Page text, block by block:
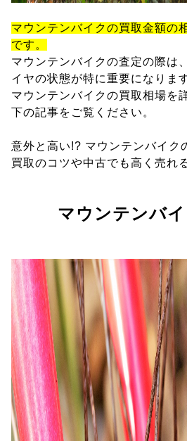
マウンテンバイクの買取金額の
です。
マウンテンバイクの査定の際は
イヤの状態が特に重要になります
マウンテンバイクの買取相場を
下の記事をご覧ください。
意外と高い!? マウンテンバイク
買取のコツや中古でも高く売れ
マウンテンバ